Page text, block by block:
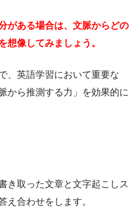
がある場合は、文脈からどの
想像してみましょう。
、英語学習において重要な
から推測する力」を効果的に
き取った文章と文字起こしス
え合わせをします。